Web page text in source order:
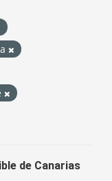
de Canarias